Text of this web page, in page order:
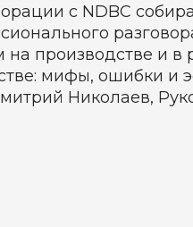
с NDBC
производстве и в
мифы, ошибки и
Николаев,